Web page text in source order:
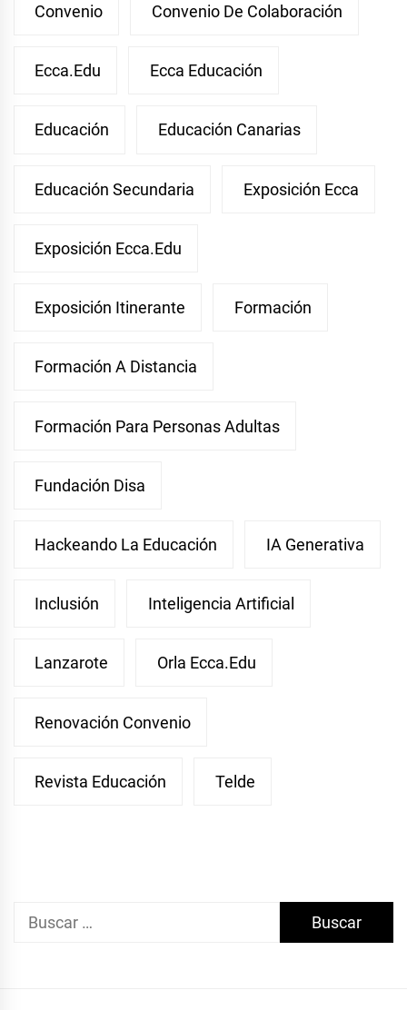
Convenio Convenio De Colaboración
Ecca.edu Ecca Educación
Educación Educación Canarias
Educación Secundaria Exposición Ecca
Exposición Ecca.edu
Exposición Itinerante Formación
Formación A Distancia
Formación Para Personas Adultas
Fundación Disa
Hackeando La Educación IA Generativa
Inclusión Inteligencia Artificial
Lanzarote Orla Ecca.edu
Renovación Convenio
Revista Educación Telde
Buscar: